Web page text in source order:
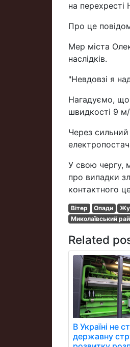
на перехресті
Про це
Мер міста
наслідків.
"Невдовзі я
Нагадуємо, що
швидкості 9
Через сильний
У свою чергу,
про випадки
контактного
Вітер Опади
Миколаївський
Related
В Україні не
державну